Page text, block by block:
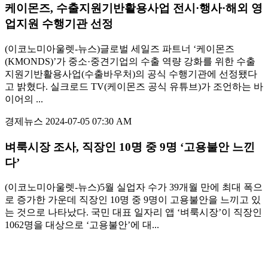
케이몬즈, 수출지원기반활용사업 전시·행사·해외 영
업지원 수행기관 선정
(이코노미아울렛-뉴스)글로벌 세일즈 파트너 ‘케이몬즈
(KMONDS)’가 중소·중견기업의 수출 역량 강화를 위한 수출
지원기반활용사업(수출바우처)의 공식 수행기관에 선정됐다
고 밝혔다. 실크로드 TV(케이몬즈 공식 유튜브)가 조언하는 바
이어의 ...
경제뉴스 2024-07-05 07:30 AM
벼룩시장 조사, 직장인 10명 중 9명 ‘고용불안 느낀
다’
(이코노미아울렛-뉴스)5월 실업자 수가 39개월 만에 최대 폭으
로 증가한 가운데 직장인 10명 중 9명이 고용불안을 느끼고 있
는 것으로 나타났다. 국민 대표 일자리 앱 ‘벼룩시장’이 직장인
1062명을 대상으로 ‘고용불안’에 대...